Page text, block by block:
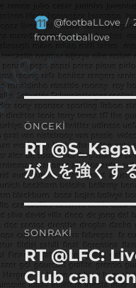
Yazar
@footbaLLove
from:footballove
Yazı
gezinmesi
ÖNCEKI
Önceki
yazı:
RT
が人を強く
SONRAKI
Sonraki
yazı:
RT @LFC:
Club can